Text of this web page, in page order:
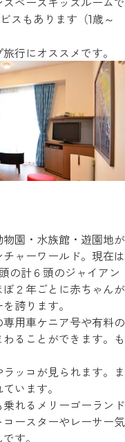
ペースキッズルームで
スもあります（1歳～
行にオススメです。
園・水族館・遊園地が
ャーワールド。現在は
の計６頭のジャイアン
ぼ２年ごとに赤ちゃんが
誇ります。
用車ケニア号や有料の
ることができます。も
ッコが見られます。ま
います。
れるメリーゴーランド
ースターやレーサー気
す。